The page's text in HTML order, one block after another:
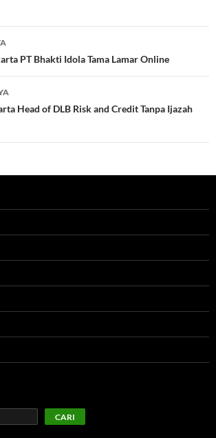
PT Bhakti Idola Tama Lamar Online
Head of DLB Risk and Credit Tanpa Ijazah
CARI